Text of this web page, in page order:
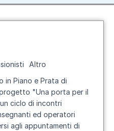
Altro
in Piano e Prata di
"Una porta per il
ciclo di incontri
ed operatori
agli appuntamenti di